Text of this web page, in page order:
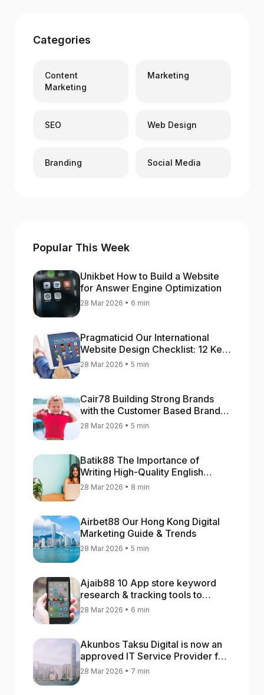
Categories
Content
Marketing
Marketing
SEO Web Design
Branding Social Media
Popular This Week
Unikbet How to Build a Website
for Answer Engine Optimization
28 Mar 2026 • 6 min
Pragmaticid Our International
Website Design Checklist: 12 Key
Stages
28 Mar 2026 • 5 min
Cair78 Building Strong Brands
with the Customer Based Brand
Equity (CBBE) Model
28 Mar 2026 • 5 min
Batik88 The Importance of
Writing High-Quality English
Content
28 Mar 2026 • 8 min
Airbet88 Our Hong Kong Digital
Marketing Guide & Trends
28 Mar 2026 • 5 min
Ajaib88 10 App store keyword
research & tracking tools to
increase app rankings
28 Mar 2026 • 6 min
Akunbos Taksu Digital is now an
approved IT Service Provider for
the Hong Kong Distance Business
28 Mar 2026 • 7 min